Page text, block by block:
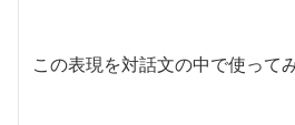
この表現を対話文の中で使って